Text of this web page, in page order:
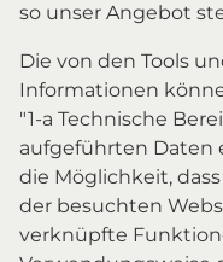
so unser Angebot
Die von den Tools
Informationen
"1-a Technische
aufgeführten Daten
die Möglichkeit,
der besuchten
verknüpfte